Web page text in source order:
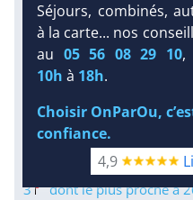
31 °C 185 mm
Infos plages :
Dist.Distance
Équipement :
Tx:50 %
Infos golfs :
3 dont le plus proche à
Séjours, combinés,
à la carte... nos
au 05 56 08 29 10,
10h à 18h.
Choisir OnParOu,
confiance.
4,9